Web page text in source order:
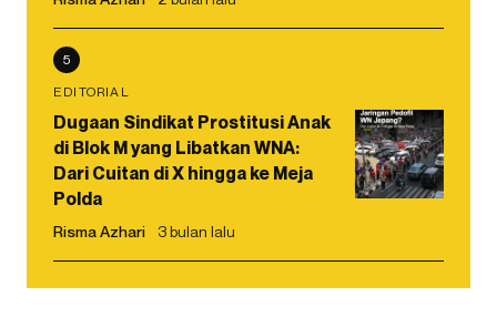
5
EDITORIAL
Dugaan Sindikat Prostitusi Anak
di Blok M yang Libatkan WNA:
Dari Cuitan di X hingga ke Meja
Polda
Risma Azhari 3 bulan lalu